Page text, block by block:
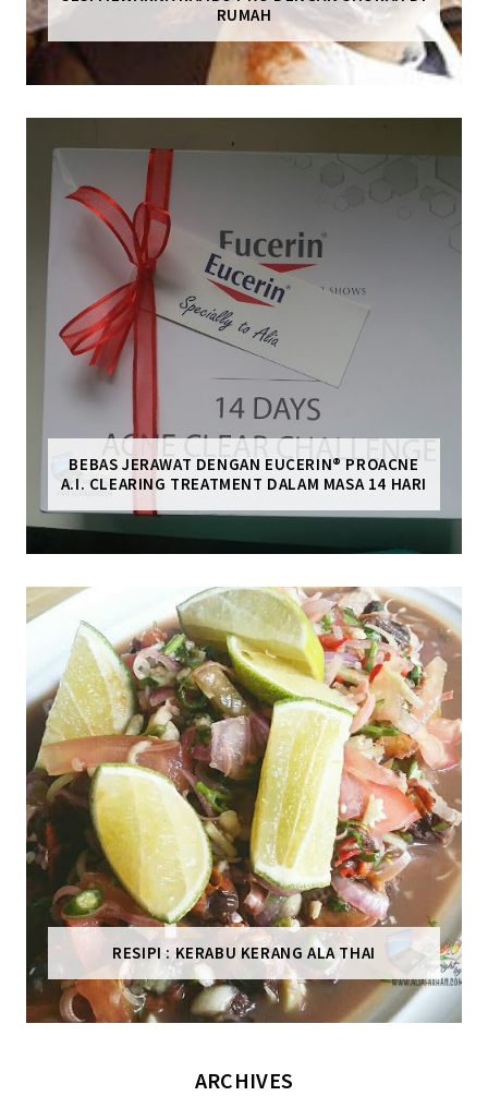
RUMAH
BEBAS JERAWAT DENGAN EUCERIN® PROACNE
A.I. CLEARING TREATMENT DALAM MASA 14 HARI
RESIPI : KERABU KERANG ALA THAI
ARCHIVES